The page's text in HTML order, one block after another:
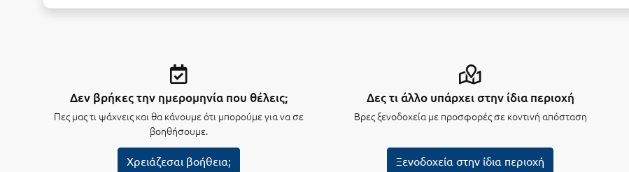
Δεν βρήκες την ημερομηνία που θέλεις;
Πες μας τι ψάχνεις και θα κάνουμε ότι μπορούμε για να σε
βοηθήσουμε.
Χρειάζεσαι βοήθεια;
Δες τι άλλο υπάρχει στην ίδια περιοχή
Βρες ξενοδοχεία με προσφορές σε κοντινή απόσταση
Ξενοδοχεία στην ίδια περιοχή